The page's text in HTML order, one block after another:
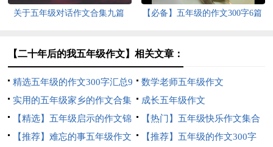
关于五年级对话作文合集九篇 【必备】五年级的作文300字6篇
【二十年后的我五年级作文】相关文章：
精选五年级的作文300字汇总9
篇
数学老师五年级作文
实用的五年级家乡的作文合集
6篇
成长五年级作文
【精选】五年级启示的作文锦
集八篇
【热门】五年级快乐作文集合
八篇
【推荐】难忘的事五年级作文 【推荐】五年级的作文300字